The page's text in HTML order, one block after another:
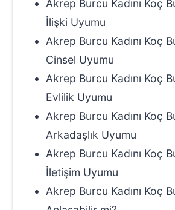
Akrep Burcu Kadını Koç
İlişki Uyumu
Akrep Burcu Kadını Koç
Cinsel Uyumu
Akrep Burcu Kadını Koç
Evlilik Uyumu
Akrep Burcu Kadını Koç
Arkadaşlık Uyumu
Akrep Burcu Kadını Koç
İletişim Uyumu
Akrep Burcu Kadını Koç